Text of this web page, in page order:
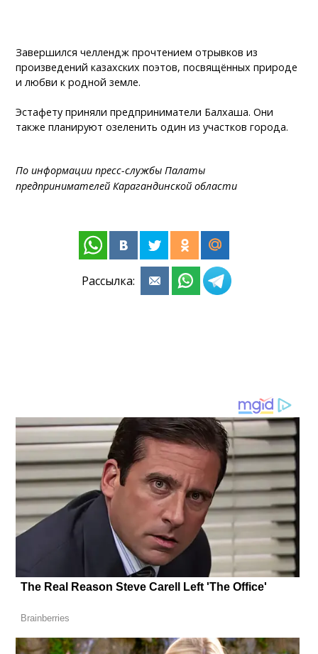
Завершился челлендж прочтением отрывков из
произведений казахских поэтов, посвящённых природе
и любви к родной земле.
Эстафету приняли предприниматели Балхаша. Они
также планируют озеленить один из участков города.
По информации пресс-службы Палаты
предпринимателей Карагандинской области
Рассылка: